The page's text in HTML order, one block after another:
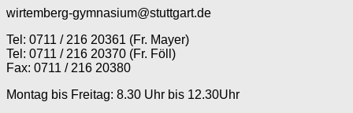
wirtemberg-gymnasium@stuttgart.de
Tel: 0711 / 216 20361 (Fr. Mayer)
Tel: 0711 / 216 20370 (Fr. Föll)
Fax: 0711 / 216 20380
Montag bis Freitag: 8.30 Uhr bis 12.30Uhr